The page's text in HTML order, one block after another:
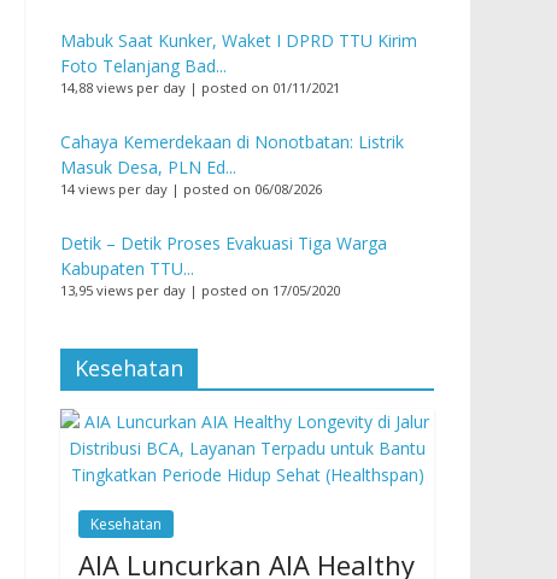
Mabuk Saat Kunker, Waket I DPRD TTU Kirim
Foto Telanjang Bad...
14,88 views per day | posted on 01/11/2021
Cahaya Kemerdekaan di Nonotbatan: Listrik
Masuk Desa, PLN Ed...
14 views per day | posted on 06/08/2026
Detik – Detik Proses Evakuasi Tiga Warga
Kabupaten TTU...
13,95 views per day | posted on 17/05/2020
Kesehatan
Kesehatan
AIA Luncurkan AIA Healthy